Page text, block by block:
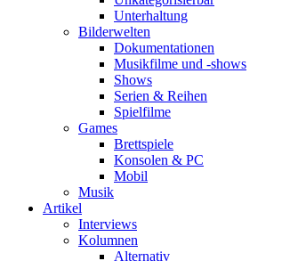
Unterhaltung
Bilderwelten
Dokumentationen
Musikfilme und -shows
Shows
Serien & Reihen
Spielfilme
Games
Brettspiele
Konsolen & PC
Mobil
Musik
Artikel
Interviews
Kolumnen
Alternativ